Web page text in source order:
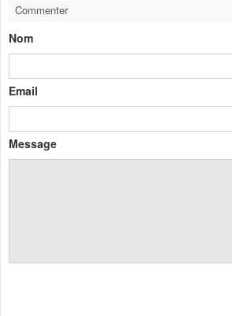
Commenter
Nom
Email
Message